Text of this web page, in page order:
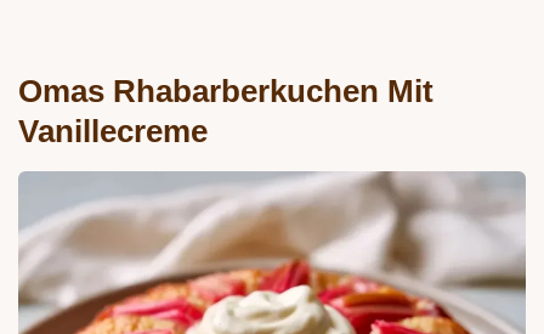
Omas Rhabarberkuchen Mit
Vanillecreme